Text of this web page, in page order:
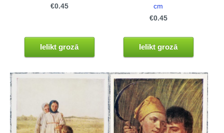
€0.45
Ielikt grozā
cm
€0.45
Ielikt grozā